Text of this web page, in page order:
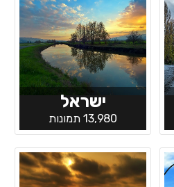
ישראל
13,980 תמונות